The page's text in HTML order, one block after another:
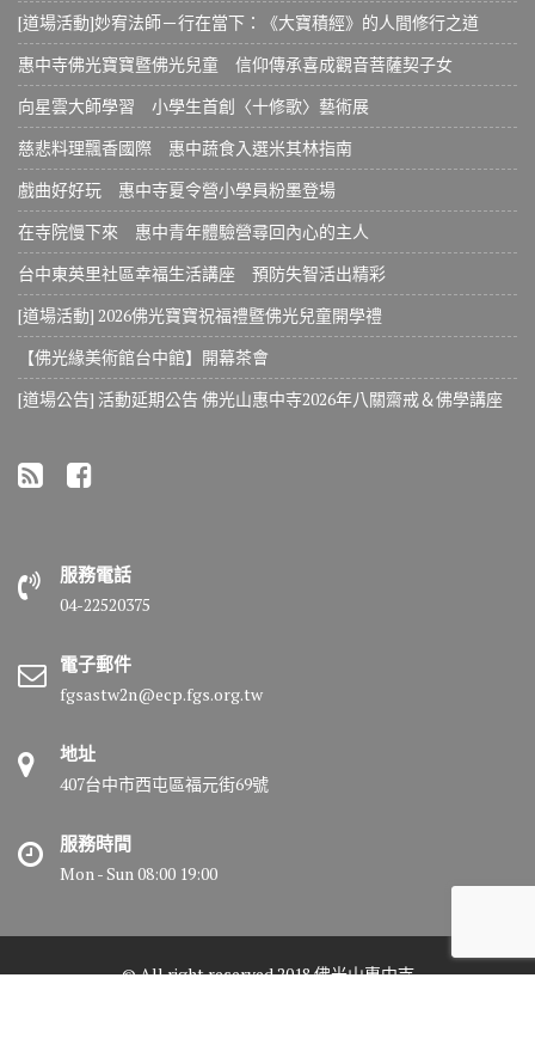
[道場活動]妙宥法師－行在當下：《大寶積經》的人間修行之道
惠中寺佛光寶寶暨佛光兒童 信仰傳承喜成觀音菩薩契子女
向星雲大師學習 小學生首創〈十修歌〉藝術展
慈悲料理飄香國際 惠中蔬食入選米其林指南
戲曲好好玩 惠中寺夏令營小學員粉墨登場
在寺院慢下來 惠中青年體驗營尋回內心的主人
台中東英里社區幸福生活講座 預防失智活出精彩
[道場活動] 2026佛光寶寶祝福禮暨佛光兒童開學禮
【佛光緣美術館台中館】開幕茶會
[道場公告] 活動延期公告 佛光山惠中寺2026年八關齋戒＆佛學講座
服務電話
04-22520375
電子郵件
fgsastw2n@ecp.fgs.org.tw
地址
407台中市西屯區福元街69號
服務時間
Mon - Sun 08:00 19:00
© All right reserved 2018 佛光山惠中寺